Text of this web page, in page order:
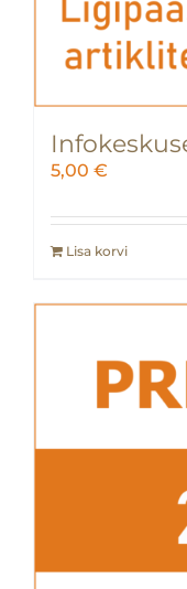
5,00 €
Lisa korvi